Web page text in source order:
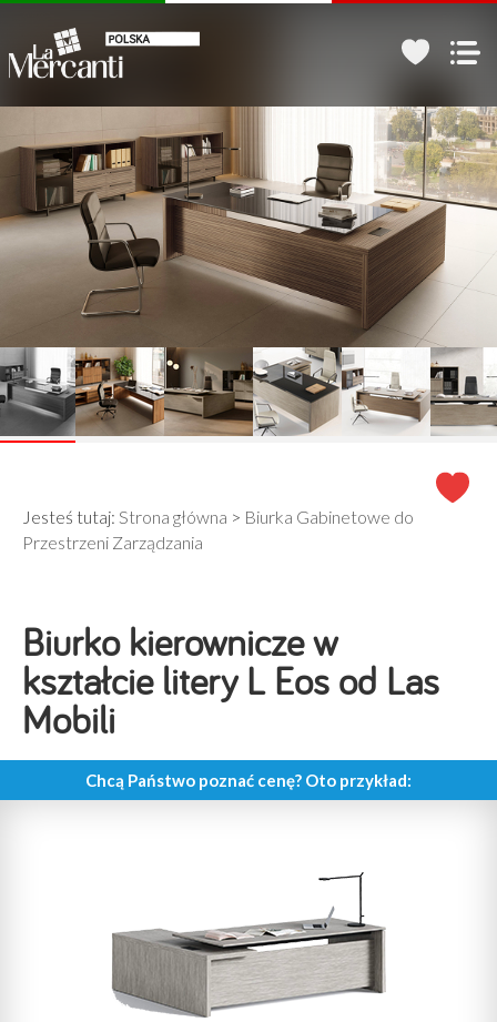
Jesteś tutaj: Strona główna > Biurka Gabinetowe do
Przestrzeni Zarządzania
Biurko kierownicze w
kształcie litery L Eos od Las
Mobili
Chcą Państwo poznać cenę? Oto przykład: